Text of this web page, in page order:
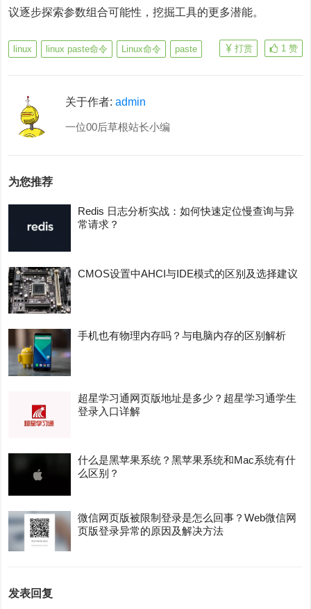
议逐步探索参数组合可能性，挖掘工具的更多潜能。
linux linux paste命令 Linux命令 paste 1 赞
打赏
关于作者:admin
一位00后草根站长小编
为您推荐
Redis 日志分析实战：如何快速定位慢查询与异
常请求？
CMOS设置中AHCI与IDE模式的区别及选择建议
手机也有物理内存吗？与电脑内存的区别解析
超星学习通网页版地址是多少？超星学习通学生
登录入口详解
什么是黑苹果系统？黑苹果系统和Mac系统有什
么区别？
微信网页版被限制登录是怎么回事？Web微信网
页版登录异常的原因及解决方法
发表回复